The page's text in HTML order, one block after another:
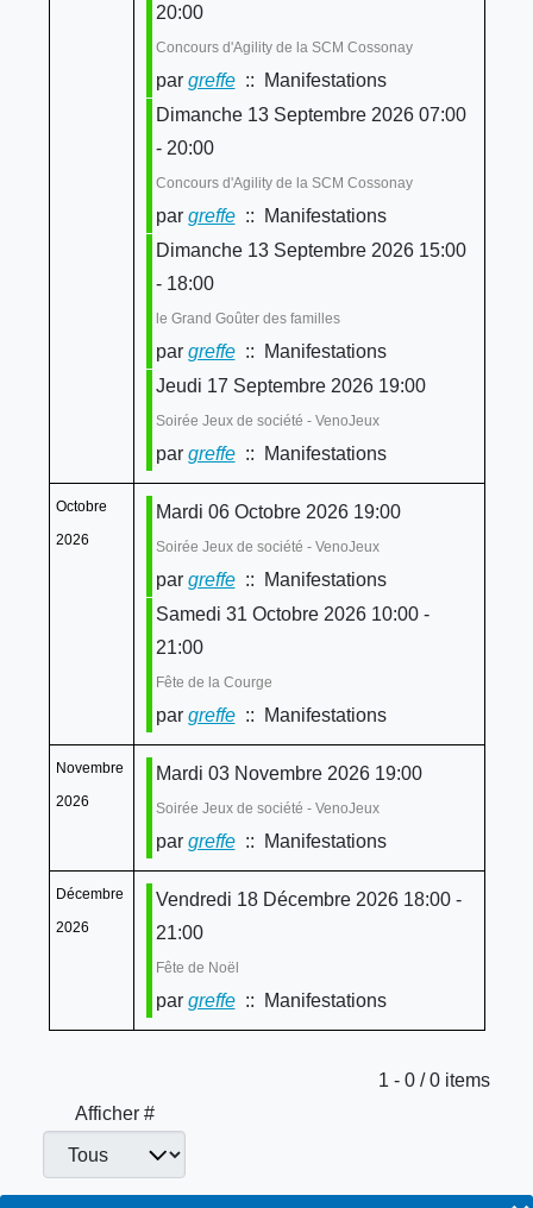
20:00
Concours d'Agility de la SCM Cossonay
par greffe:: Manifestations
Dimanche 13 Septembre 2026 07:00
- 20:00
Concours d'Agility de la SCM Cossonay
par greffe:: Manifestations
Dimanche 13 Septembre 2026 15:00
- 18:00
le Grand Goûter des familles
par greffe:: Manifestations
Jeudi 17 Septembre 2026 19:00
Soirée Jeux de société - VenoJeux
par greffe:: Manifestations
Octobre
2026
Mardi 06 Octobre 2026 19:00
Soirée Jeux de société - VenoJeux
par greffe:: Manifestations
Samedi 31 Octobre 2026 10:00 -
21:00
Fête de la Courge
par greffe:: Manifestations
Novembre
2026
Mardi 03 Novembre 2026 19:00
Soirée Jeux de société - VenoJeux
par greffe:: Manifestations
Décembre
2026
Vendredi 18 Décembre 2026 18:00 -
21:00
Fête de Noël
par greffe:: Manifestations
Limite de la pagination
1 - 0 / 0 items
Afficher #